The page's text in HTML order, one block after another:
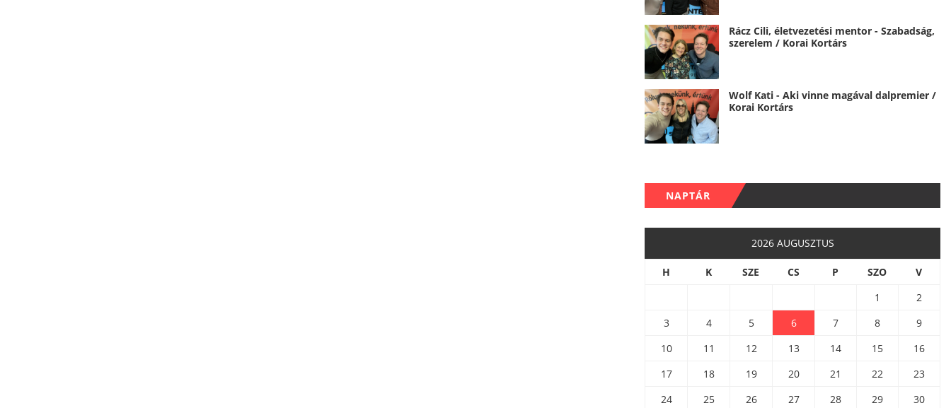
Rácz Cili, életvezetési mentor - Szabadság,
szerelem / Korai Kortárs
Wolf Kati - Aki vinne magával dalpremier /
Korai Kortárs
NAPTÁR
2026 AUGUSZTUS
H K SZE CS P SZO
V
1
2
3
4 5 6 7 8
9
10
11 12 13 14 15
16
17
18 19 20 21 22
23
24
25 26 27 28 29
30